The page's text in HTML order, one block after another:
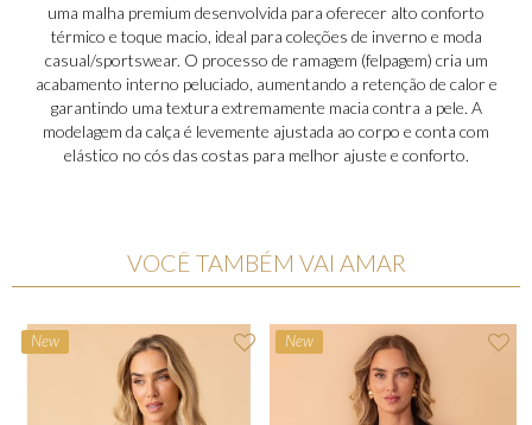
uma malha premium desenvolvida para oferecer alto conforto
térmico e toque macio, ideal para coleções de inverno e moda
casual/sportswear. O processo de ramagem (felpagem) cria um
acabamento interno peluciado, aumentando a retenção de calor e
garantindo uma textura extremamente macia contra a pele. A
modelagem da calça é levemente ajustada ao corpo e conta com
elástico no cós das costas para melhor ajuste e conforto.
VOCÊ TAMBÉM VAI AMAR
New New